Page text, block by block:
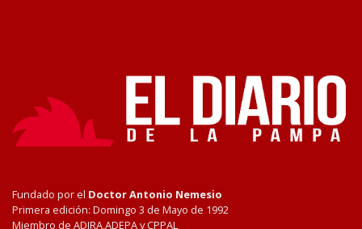
Fundado por el Doctor Antonio Nemesio
Primera edición: Domingo 3 de Mayo de 1992
Miembro de ADIRA,ADEPA y CPPAL